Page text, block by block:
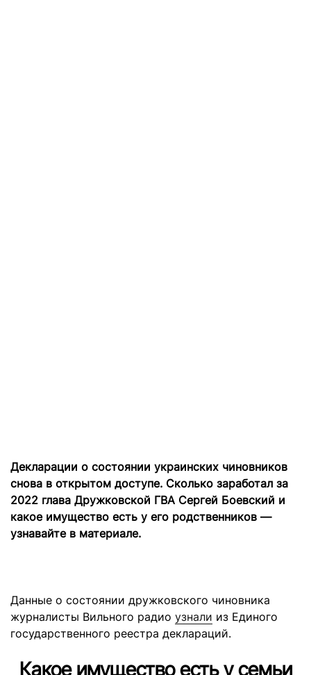
Декларации о состоянии украинских чиновников
снова в открытом доступе. Сколько заработал за
2022 глава Дружковской ГВА Сергей Боевский и
какое имущество есть у его родственников —
узнавайте в материале.
Данные о состоянии дружковского чиновника
журналисты Вильного радио узнали из Единого
государственного реестра деклараций.
Какое имущество есть у семьи